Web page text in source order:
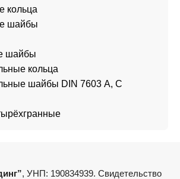
кольца
шайбы
шайбы
кольца
шайбы DIN 7603 А, С
, УНП: 190834939. Свидетельство